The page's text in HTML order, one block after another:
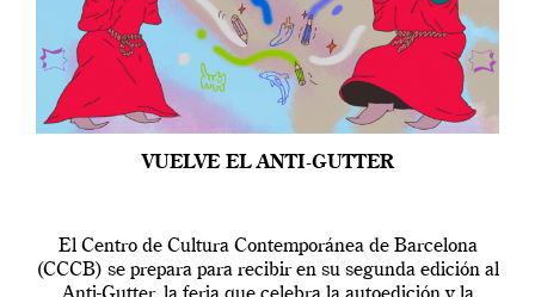
VUELVE EL ANTI-GUTTER
El Centro de Cultura Contemporánea de Barcelona
(CCCB) se prepara para recibir en su segunda edición al